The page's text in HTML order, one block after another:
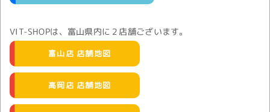
VIT-SHOPは、富山県内に２店舗ございます。
富山店 店舗地図
高岡店 店舗地図